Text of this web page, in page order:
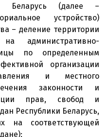
Беларусь (далее –
устройство)
– деление территории
административно-
по определенным
организации
и местного
законности и
прав, свобод и
Республики Беларусь,
на соответствующей